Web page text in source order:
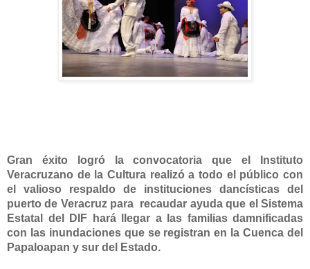
Gran éxito logró la convocatoria que el Instituto
Veracruzano de la Cultura realizó a todo el público con
el valioso respaldo de instituciones dancísticas del
puerto de Veracruz para recaudar ayuda que el Sistema
Estatal del DIF hará llegar a las familias damnificadas
con las inundaciones que se registran en la Cuenca del
Papaloapan y sur del Estado.